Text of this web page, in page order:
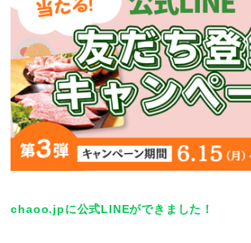
chaoo.jpに公式LINEができました！